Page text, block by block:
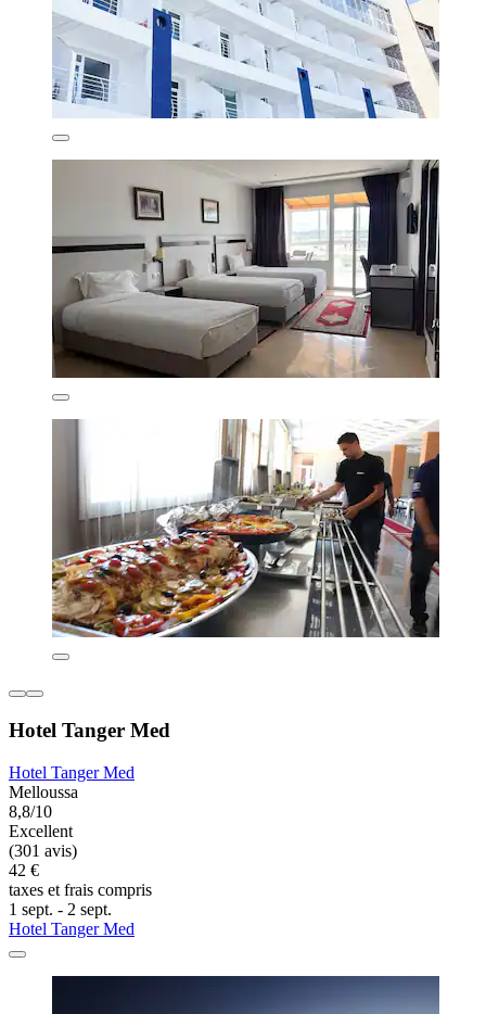
Hotel Tanger Med
Hotel Tanger Med
Melloussa
8,8/10
Excellent
(301 avis)
42 €
taxes et frais compris
1 sept. - 2 sept.
Hotel Tanger Med